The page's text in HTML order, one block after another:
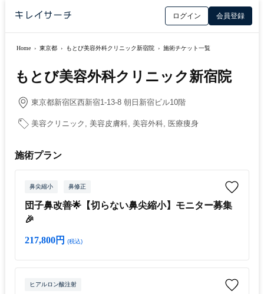
ログイン 会員登録
Home › 東京都 › もとび美容外科クリニック新宿院 › 施術チケット一覧
もとび美容外科クリニック新宿院
東京都新宿区西新宿1-13-8 朝日新宿ビル10階
美容クリニック, 美容皮膚科, 美容外科, 医療痩身
施術プラン
鼻尖縮小 鼻修正
団子鼻改善🌟【切らない鼻尖縮小】モニター募集
🎉
217,800円 (税込)
ヒアルロン酸注射